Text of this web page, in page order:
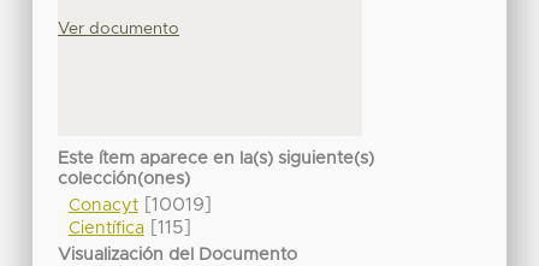
Ver documento
Este ítem aparece en la(s) siguiente(s)
colección(ones)
Conacyt[10019]
Científica[115]
Visualización del Documento